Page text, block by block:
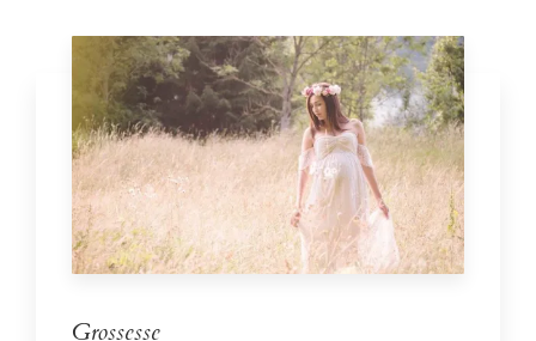
Grossesse